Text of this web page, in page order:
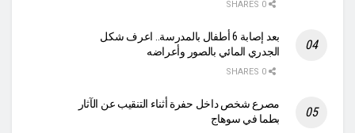
بعد إصابة 6 أطفال بالمدرسة.. اعرف شكل
الجدري المائي بالصور وأعراضه
مصرع شخص داخل حفرة أثناء التنقيب عن الآثار
بطما في سوهاج